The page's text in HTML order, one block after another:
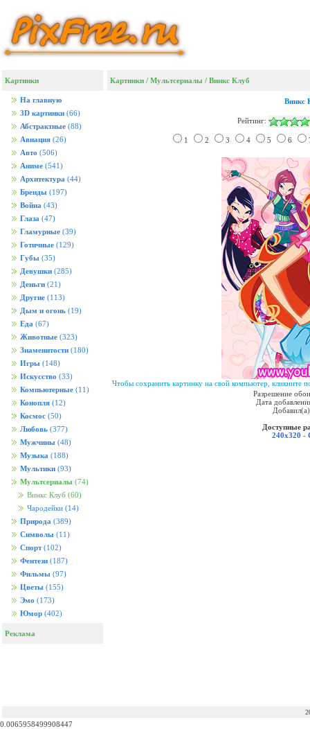
Картинки
На главную
3D картинки (66)
Абстрактные (88)
Авиация (26)
Авто (506)
Аниме (541)
Архитектура (44)
Бренды (197)
Война (43)
Глаза (47)
Гламурные (39)
Готичные (129)
Губы (35)
Девушки (285)
Деньги (21)
Другие (113)
Дым и огонь (19)
Еда (67)
Животные (323)
Знаменитости (180)
Игры (148)
Искусство (33)
Компьютерные (11)
Конопля (12)
Космос (50)
Любовь (377)
Мужчины (48)
Музыка (188)
Мультики (93)
Мультсериалы (74)
Винкс Клуб (60)
Чародейки (14)
Природа (389)
Символы (11)
Спорт (102)
Фентези (187)
Фильмы (97)
Цветы (155)
Эмо (173)
Юмор (402)
Реклама
Картинки / Мультсериалы / Винкс Клуб
Винкс
Рейтинг:
1 2 3 4 5 6
Чтобы сохранить картинку на свой компьютер, кликните
Разрешение
Дата
Доступные
240x320 -
0.0065958499908447